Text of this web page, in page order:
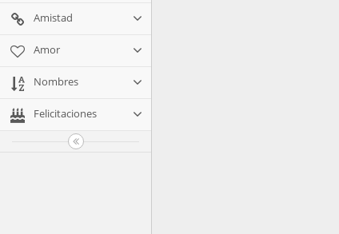
Amistad
Amor
Nombres
Felicitaciones